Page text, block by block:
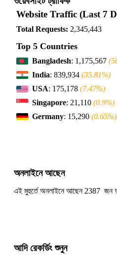
Website Traffic (Last 7
Total Requests: 2,345,443
Top 5 Countries
Bangladesh: 1,175,567
India: 839,934 (35.81%)
USA: 175,178 (7.47%)
Singapore: 21,110 (0.9%)
Germany: 15,290 (0.65%)
অনলাইনে আছেন
এই মুহুর্তে অনলাইনে আছেন 2387 জন
আদি রেকর্ডিং শুনুন